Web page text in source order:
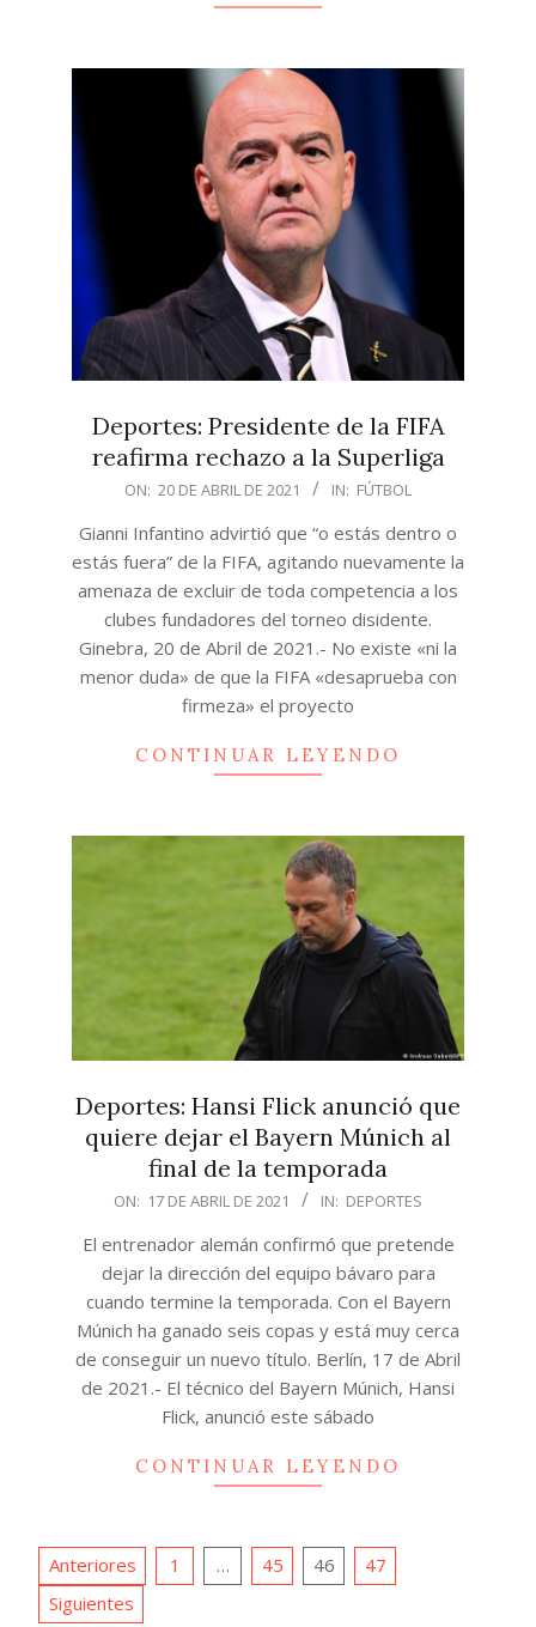
Deportes: Presidente de la FIFA
reafirma rechazo a la Superliga
20
ON: 20 DE ABRIL DE 2021 IN: FÚTBOL
Gianni Infantino advirtió que “o estás dentro o
estás fuera” de la FIFA, agitando nuevamente la
amenaza de excluir de toda competencia a los
clubes fundadores del torneo disidente.
Ginebra, 20 de Abril de 2021.- No existe «ni la
menor duda» de que la FIFA «desaprueba con
firmeza» el proyecto
CONTINUAR LEYENDO
Deportes: Hansi Flick anunció que
quiere dejar el Bayern Múnich al
final de la temporada
2021-
17
ON: 17 DE ABRIL DE 2021 IN: DEPORTES
El entrenador alemán confirmó que pretende
dejar la dirección del equipo bávaro para
cuando termine la temporada. Con el Bayern
Múnich ha ganado seis copas y está muy cerca
de conseguir un nuevo título. Berlín, 17 de Abril
de 2021.- El técnico del Bayern Múnich, Hansi
Flick, anunció este sábado
CONTINUAR LEYENDO
Paginación
de
Anteriores 1 … 45 46
47
Siguientes